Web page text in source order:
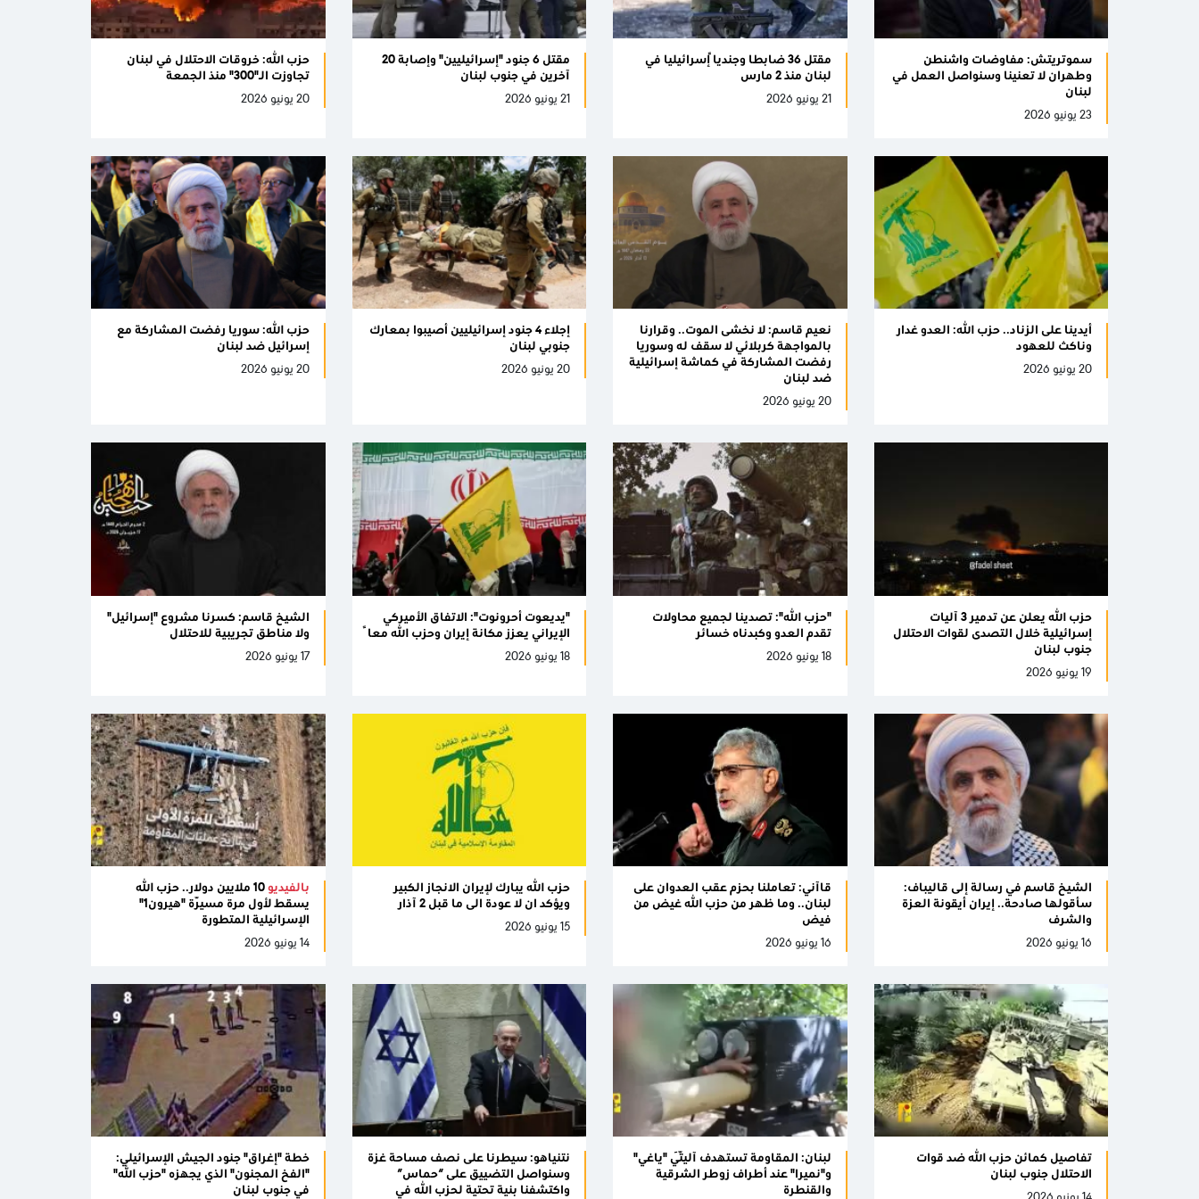
سموتريتش: مفاوضات واشنطن
وطهران لا تعنينا وسنواصل العمل في
لبنان
23 يونيو 2026
مقتل 36 ضابطا وجندياً إسرائيليا في
لبنان منذ 2 مارس
21 يونيو 2026
مقتل 6 جنود "إسرائيليين" وإصابة 20
آخرين في جنوب لبنان
21 يونيو 2026
حزب الله: خروقات الاحتلال في لبنان
تجاوزت الـ"300" منذ الجمعة
20 يونيو 2026
أيدينا على الزناد.. حزب الله: العدو غدار
وناكث للعهود
20 يونيو 2026
نعيم قاسم: لا نخشى الموت.. وقرارنا
بالمواجهة كربلائي لا سقف له وسوريا
رفضت المشاركة في كماشة إسرائيلية
ضد لبنان
20 يونيو 2026
إجلاء 4 جنود إسرائيليين أصيبوا بمعارك
جنوبي لبنان
20 يونيو 2026
حزب الله: سوريا رفضت المشاركة مع
إسرائيل ضد لبنان
20 يونيو 2026
حزب الله يعلن عن تدمير 3 آليات
إسرائيلية خلال التصدى لقوات الاحتلال
جنوب لبنان
19 يونيو 2026
"حزب الله": تصدينا لجميع محاولات
تقدم العدو وكبدناه خسائر
18 يونيو 2026
"يديعوت أحرونوت": الاتفاق الأميركي
الإيراني يعزز مكانة إيران وحزب الله معاً
18 يونيو 2026
الشيخ قاسم: كسرنا مشروع "إسرائيل"
ولا مناطق تجريبية للاحتلال
17 يونيو 2026
الشيخ قاسم في رسالة إلى قاليباف:
سأقولها صادحة.. إيران أيقونة العزة
والشرف
16 يونيو 2026
قاآني: تعاملنا بحزم عقب العدوان على
لبنان.. وما ظهر من حزب الله غيض من
فيض
16 يونيو 2026
حزب الله يبارك لإيران الانجاز الكبير
ويؤكد ان لا عودة الى ما قبل 2 آذار
15 يونيو 2026
بالفيديو
10 ملايين دولار.. حزب الله
يسقط لأول مرة مسيّرة "هيرون1"
الإسرائيلية المتطورة
14 يونيو 2026
تفاصيل كمائن حزب الله ضد قوات
الاحتلال جنوب لبنان
لبنان: المقاومة تستهدف آليّتَي "ياغي"
و"نميرا" عند أطراف زوطر الشرقية
والقنطرة
نتنياهو: سيطرنا على نصف مساحة غزة
وسنواصل التضييق على “حماس”
واكتشفنا بنية تحتية لحزب الله في
خطة "إغراق" جنود الجيش الإسرائيلي:
"الفخ المجنون" الذي يجهزه "حزب الله"
في جنوب لبنان